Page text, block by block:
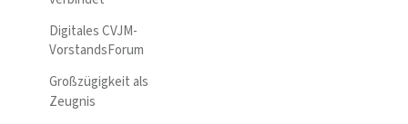
Digitales CVJM-
VorstandsForum
Großzügigkeit als
Zeugnis